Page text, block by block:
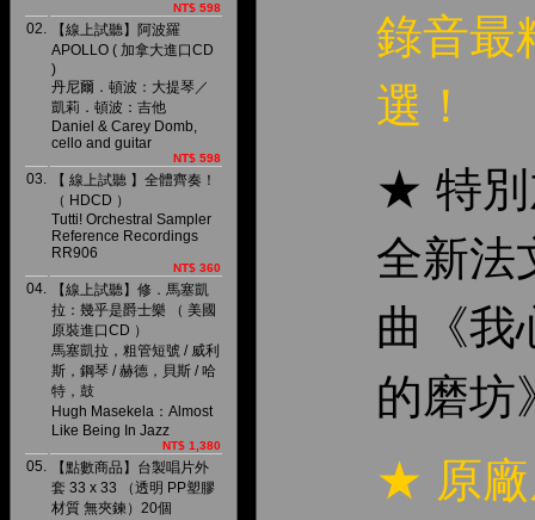
NT$ 598
02.
【線上試聽】阿波羅
APOLLO ( 加拿大進口CD
)
丹尼爾．頓波：大提琴／
凱莉．頓波：吉他
Daniel & Carey Domb,
cello and guitar
NT$ 598
03.
【 線上試聽 】全體齊奏！
（ HDCD ）
Tutti! Orchestral Sampler
Reference Recordings
RR906
NT$ 360
04.
【線上試聽】修．馬塞凱
拉：幾乎是爵士樂 （ 美國
原裝進口CD ）
馬塞凱拉，粗管短號 / 威利
斯，鋼琴 / 赫德，貝斯 / 哈
特，鼓
Hugh Masekela：Almost
Like Being In Jazz
NT$ 1,380
05.
【點數商品】台製唱片外
套 33 x 33 （透明 PP塑膠
材質 無夾鍊）20個
錄音最
選！
★ 特別
全新法
曲《我
的磨坊
★ 原廠